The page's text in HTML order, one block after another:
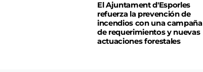
El Ajuntament d'Esporles
refuerza la prevención de
incendios con una campaña
de requerimientos y nuevas
actuaciones forestales